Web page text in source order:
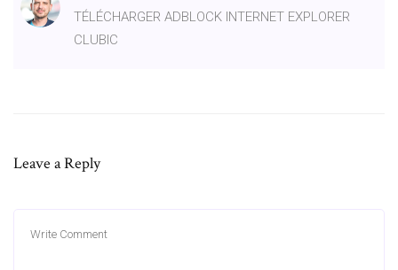
TÉLÉCHARGER ADBLOCK INTERNET EXPLORER
CLUBIC
Leave a Reply